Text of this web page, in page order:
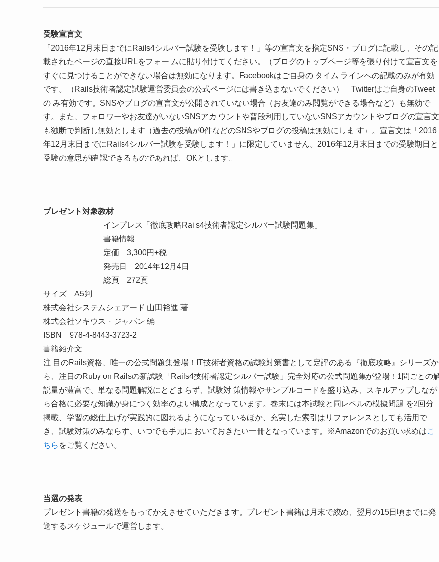
受験宣言文
「2016年12月末日までにRails4シルバー試験を受験します！」等の宣言文を指定SNS・ブログに記載し、その記
載されたページの直接URLをフォー ムに貼り付けてください。（ブログのトップページ等を張り付けて宣言文を
すぐに見つけることができない場合は無効になります。Facebookはご自身の タイム ラインへの記載のみが有効
です。（Rails技術者認定試験運営委員会の公式ページには書き込まないでください） Twitterはご自身のTweet
の み有効です。SNSやブログの宣言文が公開されていない場合（お友達のみ閲覧ができる場合など）も無効で
す。また、フォロワーやお友達がいないSNSアカ ウントや普段利用していないSNSアカウントやブログの宣言文
も独断で判断し無効とします（過去の投稿が0件などのSNSやブログの投稿は無効にしま す）。宣言文は「2016
年12月末日までにRails4シルバー試験を受験します！」に限定していません。2016年12月末日までの受験期日と
受験の意思が確 認できるものであれば、OKとします。
プレゼント対象教材
インプレス「徹底攻略Rails4技術者認定シルバー試験問題集」
書籍情報
定価 3,300円+税
発売日 2014年12月4日
総頁 272頁
サイズ A5判
株式会社システムシェアード 山田裕進 著
株式会社ソキウス・ジャパン 編
ISBN 978-4-8443-3723-2
書籍紹介文
注 目のRails資格、唯一の公式問題集登場！IT技術者資格の試験対策書として定評のある『徹底攻略』シリーズか
ら、注目のRuby on Railsの新試験「Rails4技術者認定シルバー試験」完全対応の公式問題集が登場！1問ごとの
説量が豊富で、単なる問題解説にとどまらず、試験対 策情報やサンプルコードを盛り込み、スキルアップしなが
ら合格に必要な知識が身につく効率のよい構成となっています。巻末には本試験と同レベルの模擬問題 を2回分
掲載、学習の総仕上げが実践的に図れるようになっているほか、充実した索引はリファレンスとしても活用で
き、試験対策のみならず、いつでも手元に おいておきたい一冊となっています。※Amazonでのお買い求めはこ
ちら をご覧ください。
当選の発表
プレゼント書籍の発送をもってかえさせていただきます。プレゼント書籍は月末で絞め、翌月の15日頃までに発
送するスケジュールで運営します。